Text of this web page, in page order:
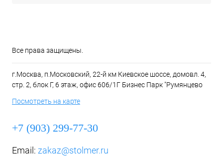
Все права защищены.
г.Москва, п.Московский, 22-й км Киевское шоссе, домовл. 4,
стр. 2, блок Г, 6 этаж, офис 606/1Г Бизнес Парк "Румянцево
Посмотреть на карте
+7 (903) 299-77-30
Email: zakaz@stolmer.ru